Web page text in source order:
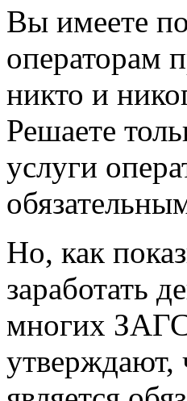
Вы имеете
операторам
никто и
Решаете
услуги
Но, как
заработать
многих
утверждают,